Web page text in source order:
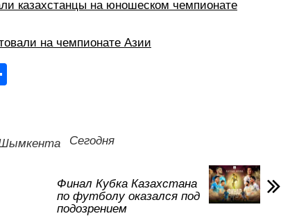
казахстанцы на юношеском чемпионате
на чемпионате Азии
а
Сегодня
Финал Кубка Казахстана
по футболу оказался под
подозрением